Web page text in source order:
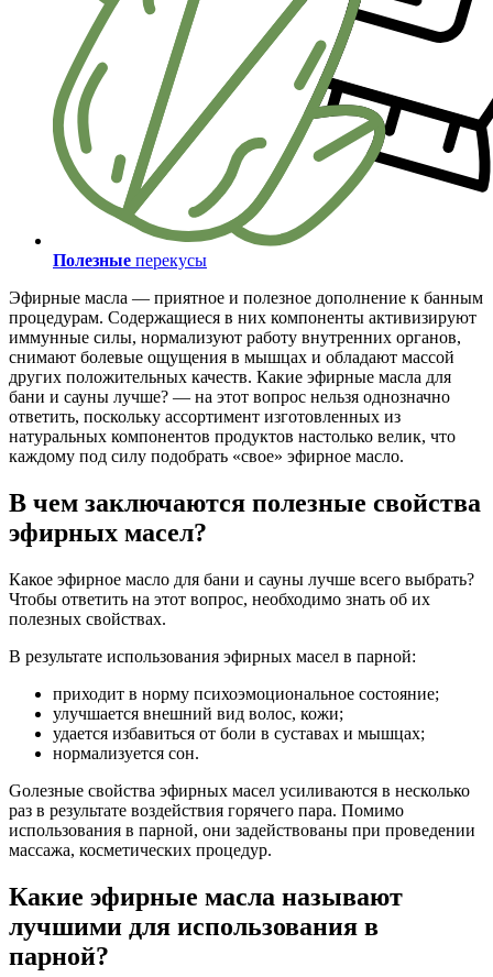
Полезные перекусы
Эфирные масла — приятное и полезное дополнение к банным
процедурам. Содержащиеся в них компоненты активизируют
иммунные силы, нормализуют работу внутренних органов,
снимают болевые ощущения в мышцах и обладают массой
других положительных качеств. Какие эфирные масла для
бани и сауны лучше? — на этот вопрос нельзя однозначно
ответить, поскольку ассортимент изготовленных из
натуральных компонентов продуктов настолько велик, что
каждому под силу подобрать «свое» эфирное масло.
В чем заключаются полезные свойства
эфирных масел?
Какое эфирное масло для бани и сауны лучше всего выбрать?
Чтобы ответить на этот вопрос, необходимо знать об их
полезных свойствах.
В результате использования эфирных масел в парной:
приходит в норму психоэмоциональное состояние;
улучшается внешний вид волос, кожи;
удается избавиться от боли в суставах и мышцах;
нормализуется сон.
Gолезные свойства эфирных масел усиливаются в несколько
раз в результате воздействия горячего пара. Помимо
использования в парной, они задействованы при проведении
массажа, косметических процедур.
Какие эфирные масла называют
лучшими для использования в
парной?